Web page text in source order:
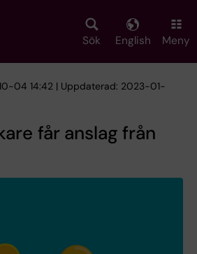
Sök English Meny
04 14:42 | Uppdaterad: 2023-01-
får anslag från